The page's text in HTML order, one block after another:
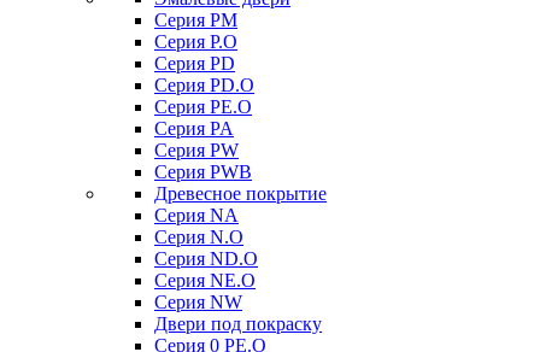
Серия PM
Серия P.O
Серия PD
Серия PD.O
Серия PE.O
Серия PA
Серия PW
Серия PWB
Древесное покрытие
Серия NA
Серия N.O
Серия ND.O
Серия NE.O
Серия NW
Двери под покраску
Серия 0 PE.O